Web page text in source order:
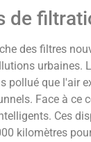
de
des filtres
urbaines.
pollué que l'air
Face à ce
Ces
kilomètres